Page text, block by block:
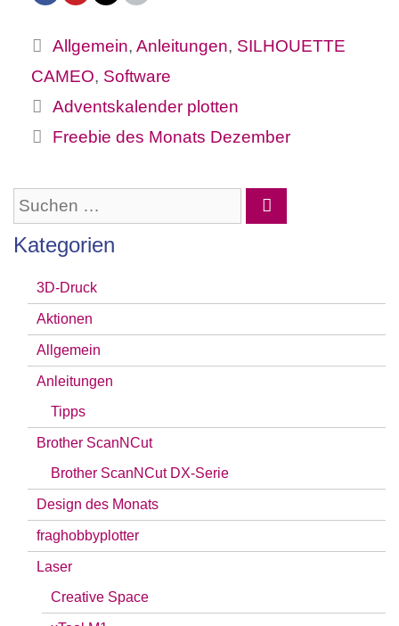
Kategorien
Allgemein,Anleitungen, SILHOUETTE
CAMEO, Software
Adventskalender plotten
Freebie des Monats Dezember
Suchen
Kategorien
3D-Druck
Aktionen
Allgemein
Anleitungen
Tipps
Brother ScanNCut
Brother ScanNCut DX-Serie
Design des Monats
fraghobbyplotter
Laser
Creative Space